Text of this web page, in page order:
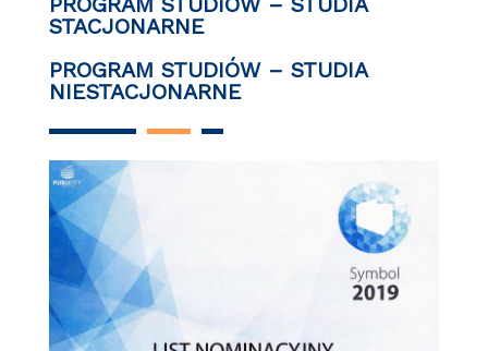
STACJONARNE
PROGRAM STUDIÓW – STUDIA
NIESTACJONARNE